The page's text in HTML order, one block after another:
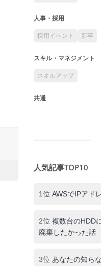
人事・採用
採用イベント 新卒
スキル・マネジメント
スキルアップ
共通
人気記事TOP10
1位 AWSでIPアド
2位 複数台のHDD
廃棄したかった話
3位 あなたの知ら